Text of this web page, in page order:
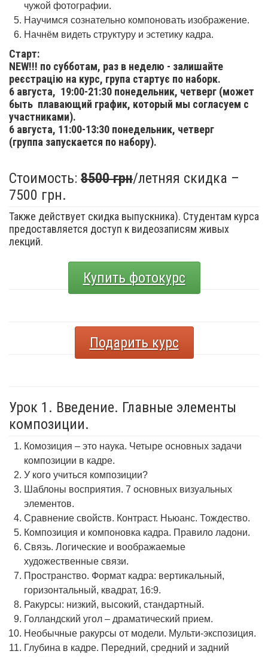
чужой фотографии.
Научимся сознательно компоновать изображение.
Начнём видеть структуру и эстетику кадра.
Старт:
NEW!!! по субботам, раз в неделю - залишайте
реєстрацію на курс, група стартує по наборк.
6 августа, 19:00-21:30 понедельник, четверг (может
быть плавающий график, который мы согласуем с
участниками).
6 августа, 11:00-13:30 понедельник, четверг
(группа запускается по набору).
Стоимость: 8500 грн/летняя скидка –
7500 грн.
Также действует скидка выпускника). Студентам курса
предоставляется доступ к видеозаписям живых
лекций.
Купить фотокурс
Подарить курс
Урок 1. Введение. Главные элементы
композиции.
Комозиция – это наука. Четыре основных задачи
композиции в кадре.
У кого учиться композиции?
Шаблоны восприятия. 7 основных визуальных
элементов.
Сравнение свойств. Контраст. Ньюанс. Тождество.
Композиция и компоновка кадра. Правило ладони.
Связь. Логические и воображаемые
художественные связи.
Пространство. Формат кадра: вертикальный,
горизонтальный, квадрат, 16:9.
Ракурсы: низкий, высокий, стандартный.
Голландский угол – драматический прием.
Необычные ракурсы от модели. Мульти-экспозиция.
Глубина в кадре. Передний, средний и задний